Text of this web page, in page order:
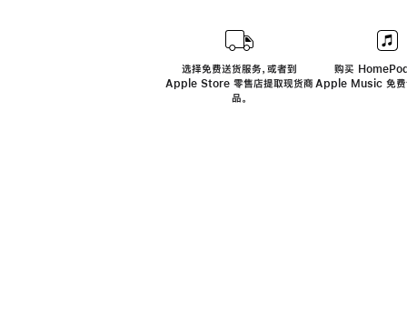
选择免费送货服务，或者到
Apple Store 零售店提取现货商
品。
购买
Apple Music 免费